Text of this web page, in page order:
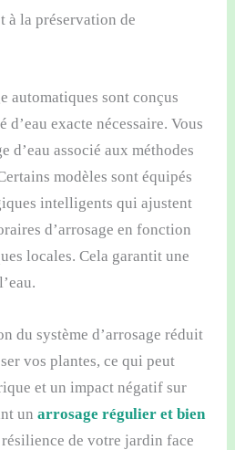
à la préservation de
automatiques sont conçus
exacte nécessaire. Vous
d’eau associé aux méthodes
modèles sont équipés
intelligents qui ajustent
d’arrosage en fonction
locales. Cela garantit une
du système d’arrosage réduit
vos plantes, ce qui peut
et un impact négatif sur
unarrosage régulier et bien
de votre jardin face